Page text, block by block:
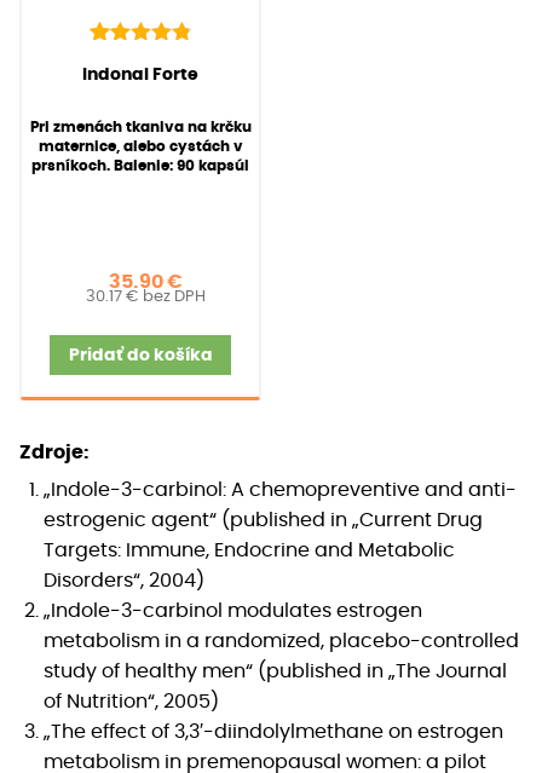
4.91
základe
zákazníckych
recenzií
(142recenzií
Indonal Forte
Pri zmenách tkaniva na krčku
maternice, alebo cystách v
prsníkoch. Balenie: 90 kapsúl
35.90€
30.17 € bez DPH
Pridať do košíka
Zdroje:
„Indole-3-carbinol: A chemopreventive and anti-
estrogenic agent“ (published in „Current Drug
Targets: Immune, Endocrine and Metabolic
Disorders“, 2004)
„Indole-3-carbinol modulates estrogen
metabolism in a randomized, placebo-controlled
study of healthy men“ (published in „The Journal
of Nutrition“, 2005)
„The effect of 3,3′-diindolylmethane on estrogen
metabolism in premenopausal women: a pilot